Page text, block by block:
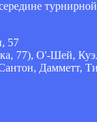
57
77), О'-Шей,
Дамметт,